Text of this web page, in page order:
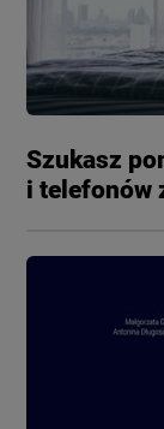
Szukasz
i telefonów